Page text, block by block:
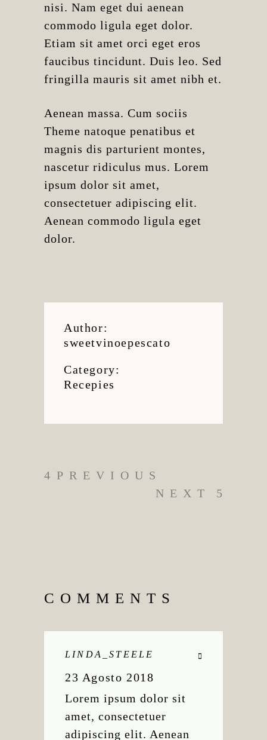
nisi. Nam eget dui aenean
commodo ligula eget dolor.
Etiam sit amet orci eget eros
faucibus tincidunt. Duis leo. Sed
fringilla mauris sit amet nibh et.
Aenean massa. Cum sociis
Theme natoque penatibus et
magnis dis parturient montes,
nascetur ridiculus mus. Lorem
ipsum dolor sit amet,
consectetuer adipiscing elit.
Aenean commodo ligula eget
dolor.
Author:
sweetvinoepescato
Category:
Recepies
PREVIOUS
NEXT
COMMENTS
LINDA_STEELE
23 Agosto 2018
Lorem ipsum dolor sit
amet, consectetuer
adipiscing elit. Aenean